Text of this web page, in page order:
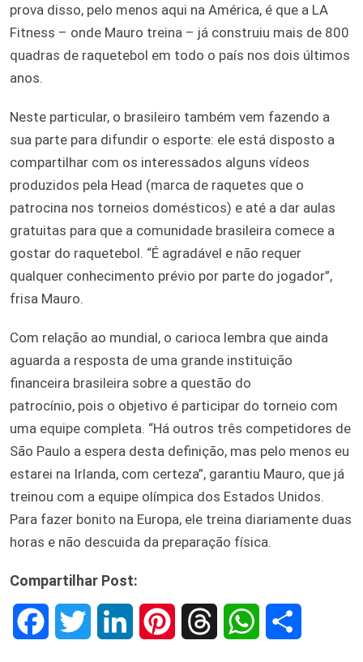
prova disso, pelo menos aqui na América, é que a LA
Fitness – onde Mauro treina – já construiu mais de 800
quadras de raquetebol em todo o país nos dois últimos
anos.
Neste particular, o brasileiro também vem fazendo a
sua parte para difundir o esporte: ele está disposto a
compartilhar com os interessados alguns vídeos
produzidos pela Head (marca de raquetes que o
patrocina nos torneios domésticos) e até a dar aulas
gratuitas para que a comunidade brasileira comece a
gostar do raquetebol. “É agradável e não requer
qualquer conhecimento prévio por parte do jogador”,
frisa Mauro.
Com relação ao mundial, o carioca lembra que ainda
aguarda a resposta de uma grande instituição
financeira brasileira sobre a questão do
patrocínio, pois o objetivo é participar do torneio com
uma equipe completa. “Há outros três competidores de
São Paulo a espera desta definição, mas pelo menos eu
estarei na Irlanda, com certeza”, garantiu Mauro, que já
treinou com a equipe olímpica dos Estados Unidos.
Para fazer bonito na Europa, ele treina diariamente duas
horas e não descuida da preparação física.
Compartilhar Post: